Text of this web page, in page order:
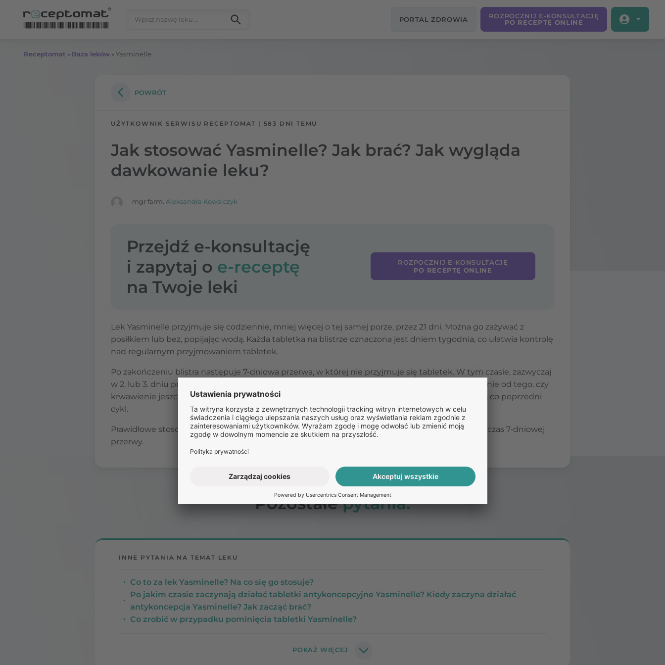
PORTAL ZDROWIA
ROZPOCZNIJ E-KONSULTACJĘ
PO RECEPTĘ ONLINE
Receptomat » Baza leków » Yasminelle
POWRÓT
UŻYTKOWNIK SERWISU RECEPTOMAT | 583 DNI TEMU
Jak stosować Yasminelle? Jak brać? Jak wygląda
dawkowanie leku?
mgr farm. Aleksandra Kowalczyk
Przejdź e-konsultację
i zapytaj o e-receptę
na Twoje leki
ROZPOCZNIJ E-KONSULTACJĘ
PO RECEPTĘ ONLINE
Lek Yasminelle przyjmuje się codziennie, mniej więcej o tej samej porze, przez 21 dni. Można go zażywać z
posiłkiem lub bez, popijając wodą. Każda tabletka na blistrze oznaczona jest dniem tygodnia, co ułatwia kontrolę
nad regularnym przyjmowaniem tabletek.
Po zakończeniu blistra następuje 7-dniowa przerwa, w której nie przyjmuje się tabletek. W tym czasie, zazwyczaj
w 2. lub 3. dniu przerwy, pojawia się tzw. krwawienie z odstawienia. Po 7 dniach przerwy, niezależnie od tego, czy
krwawienie jeszcze trwa czy już nie, należy rozpocząć nowy blister w tym samym dniu tygodnia, co poprzedni
cykl.
Prawidłowe stosowanie Yasminelle zapewnia skuteczną ochronę antykoncepcyjną również podczas 7-dniowej
przerwy.
Pozostałepytania:
INNE PYTANIA NA TEMAT LEKU
Co to za lek Yasminelle? Na co się go stosuje?
Po jakim czasie zaczynają działać tabletki antykoncepcyjne Yasminelle? Kiedy zaczyna działać
antykoncepcja Yasminelle? Jak zacząć brać?
Co zrobić w przypadku pominięcia tabletki Yasminelle?